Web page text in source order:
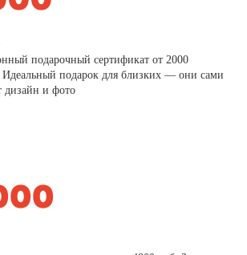
подарочный сертификат от 2000
Идеальный подарок для близких — они сами
дизайн и фото